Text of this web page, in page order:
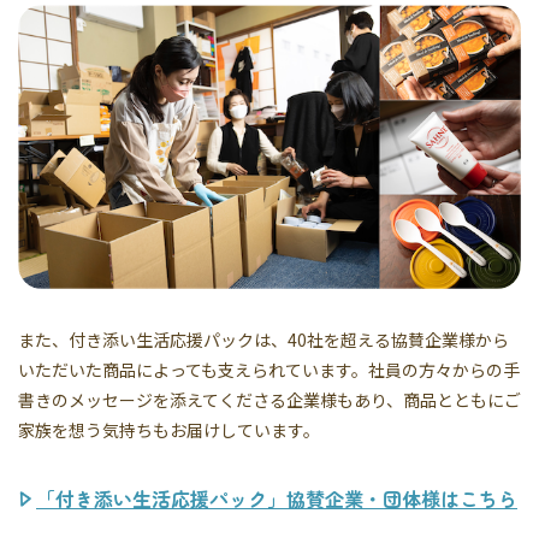
また、付き添い生活応援パックは、40社を超える協賛企業様から
いただいた商品によっても支えられています。社員の方々からの手
書きのメッセージを添えてくださる企業様もあり、商品とともにご
家族を想う気持ちもお届けしています。
「付き添い生活応援パック」協賛企業・団体様はこちら